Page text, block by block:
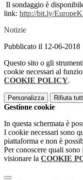
Il sondaggio è
link: http://bit.ly/
Notizie
Pubblicato il 12-06-2018
Questo sito o gli
cookie necessari al
COOKIE POLICY.
Personalizza Rifiuta
Gestione cookie
In questa schermata è
I cookie necessari sono
piattaforma e non è
Per conoscere quali
visionare la COOKIE